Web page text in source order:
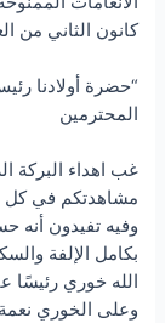
كانون الثاني من العام 1903 ومما
“حضرة أولادنا
المحترمين
غب اهداء البركة
مشاهدتكم في كل
وفيه تفيدون أنه
بكامل الإلفة
الله خوري رئيسًا
وعلى الخوري نعمة